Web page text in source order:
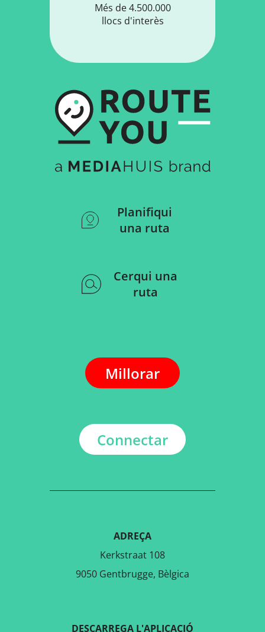
Més de 4.500.000
llocs d'interès
Planifiqui
una ruta
Cerqui una
ruta
Millorar
Connectar
ADREÇA
Kerkstraat 108
9050 Gentbrugge, Bèlgica
DESCARREGA L'APLICACIÓ